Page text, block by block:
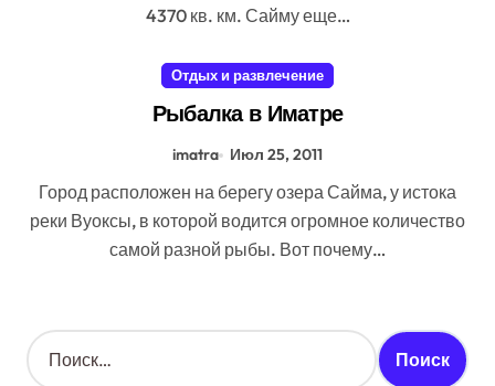
4370 кв. км. Сайму еще…
Отдых и развлечение
Рыбалка в Иматре
imatra Июл 25, 2011
Город расположен на берегу озера Сайма, у истока
реки Вуоксы, в которой водится огромное количество
самой разной рыбы. Вот почему…
Н
а